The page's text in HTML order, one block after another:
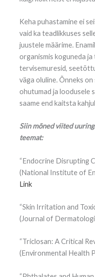
Keha puhastamine ei
vaid ka teadlikkuses
juustele määrime.
organismis koguneda
tervisemuresid,
väga oluline. Õnneks
ohutumad ja loodusele
saame end kaitsta
Siin mõned viited
teemat:
“Endocrine Disrupting
(National Institute of
Link
“Skin Irritation and
(Journal of
“Triclosan: A Critical
(Environmental Health